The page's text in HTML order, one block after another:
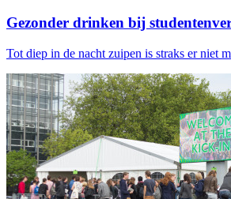
Gezonder drinken bij
Tot diep in de nacht zuipen is straks er niet